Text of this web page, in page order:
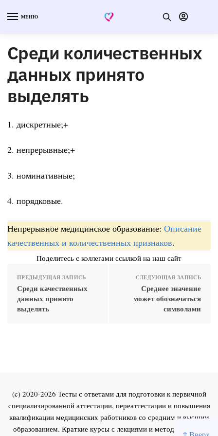
МЕНЮ
Среди количественных
данных принято
выделять
1. дискретные;+
2. непрерывные;+
3. номинативные;
4. порядковые.
Непрерывное медицинское образование: Описание
качественных и количественных признаков.
Поделитесь с коллегами ссылкой на наш сайт
ПРЕДЫДУЩАЯ ЗАПИСЬ
Среди качественных
данных принято
выделять
СЛЕДУЮЩАЯ ЗАПИСЬ
Среднее значение
может обозначаться
символами
(c) 2020-2026 Тесты с ответами для подготовки к первичной
специализированной аттестации, переаттестации и повышения
квалификации медицинских работников со средним и высшим
образованием. Краткие курсы с лекциями и методическими